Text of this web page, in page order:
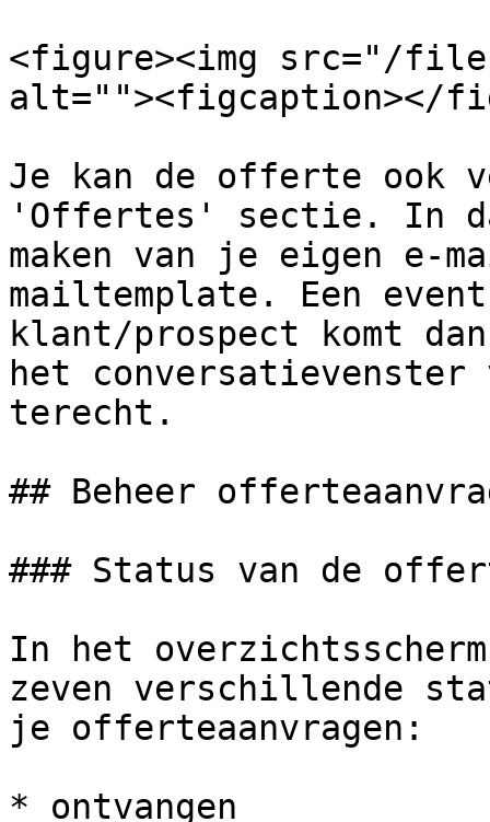
<figure><img src="/
alt=""><figcaption></
Je kan de offerte ook
'Offertes' sectie. In
maken van je eigen e-
mailtemplate. Een
klant/prospect komt
het conversatievenster
terecht.
## Beheer
### Status van de
In het
zeven verschillende
je offerteaanvragen:
* ontvangen